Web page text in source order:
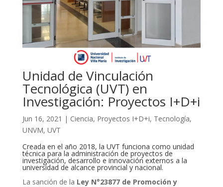
Unidad de Vinculación
Tecnológica (UVT) en
Investigación: Proyectos I+D+i
Jun 16, 2021 | Ciencia, Proyectos I+D+i, Tecnología,
UNVM, UVT
Creada en el año 2018, la UVT funciona como unidad
técnica para la administración de proyectos de
investigación, desarrollo e innovación externos a la
universidad de alcance provincial y nacional.
La sanción de la Ley N°23877 de Promoción y